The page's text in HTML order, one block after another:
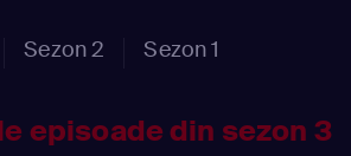
Sezon 2 Sezon 1
episoade din sezon 3